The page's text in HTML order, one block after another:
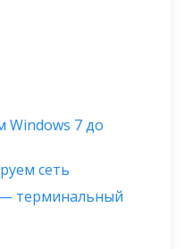
Windows 7 до
сеть
— терминальный